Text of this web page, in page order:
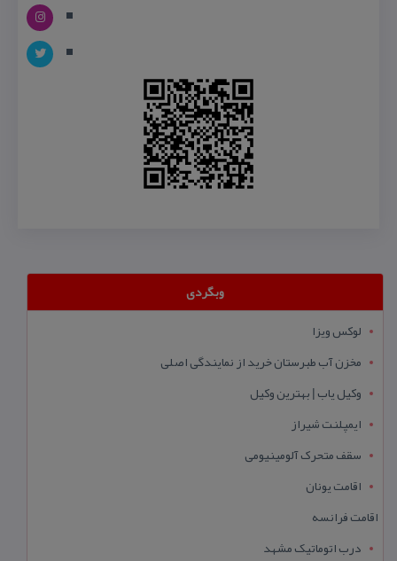
وبگردی
لوکس ویزا
مخزن آب طبرستان خرید از نمایندگی اصلی
وکیل یاب | بهترین وکیل
ایمپلنت شیراز
سقف متحرک آلومینیومی
اقامت یونان
اقامت فرانسه
درب اتوماتیک مشهد